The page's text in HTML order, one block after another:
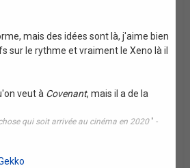
mais des idées sont là, j'aime bien
sur le rythme et vraiment le Xeno là il
veut à Covenant, mais il a de la
qui soit arrivée au cinéma en 2020 " -